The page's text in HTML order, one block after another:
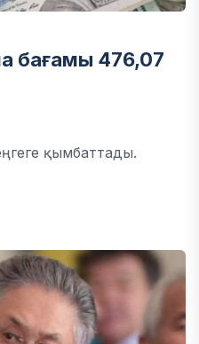
бағамы 476,07
қымбаттады.